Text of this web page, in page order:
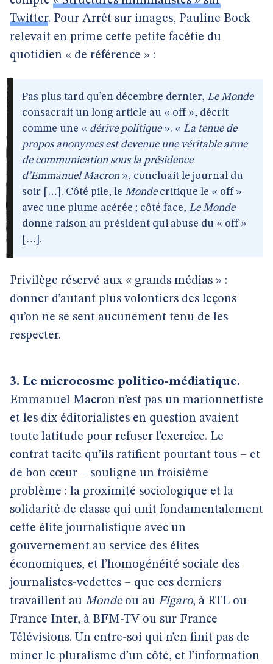
Twitter. Pour Arrêt sur images, Pauline Bock
relevait en prime cette petite facétie du
quotidien « de référence » :
Pas plus tard qu’en décembre dernier, Le Monde
consacrait un long article au « off », décrit
comme une « dérive politique». « La tenue de
propos anonymes est devenue une véritable arme
de communication sous la présidence
d’Emmanuel Macron», concluait le journal du
soir […]. Côté pile, le Mondecritique le « off »
avec une plume acérée ; côté face, Le Monde
donne raison au président qui abuse du « off »
[…].
Privilège réservé aux « grands médias » :
donner d’autant plus volontiers des leçons
qu’on ne se sent aucunement tenu de les
respecter.
3. Le microcosme politico-médiatique.
Emmanuel Macron n’est pas un marionnettiste
et les dix éditorialistes en question avaient
toute latitude pour refuser l’exercice. Le
contrat tacite qu’ils ratifient pourtant tous – et
de bon cœur – souligne un troisième
problème : la proximité sociologique et la
solidarité de classe qui unit fondamentalement
cette élite journalistique avec un
gouvernement au service des élites
économiques, et l’homogénéité sociale des
journalistes-vedettes – que ces derniers
travaillent au Mondeou au Figaro, à RTL ou
France Inter, à BFM-TV ou sur France
Télévisions. Un entre-soi qui n’en finit pas de
miner le pluralisme d’un côté, et l’information